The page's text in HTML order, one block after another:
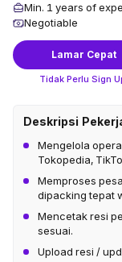
Min. 1 years of
Negotiable
Lamar Cepat
Tidak Perlu Sign
Deskripsi
Mengelola
Tokopedia,
Memproses
dipacking tepat
Mencetak resi
sesuai.
Upload resi /